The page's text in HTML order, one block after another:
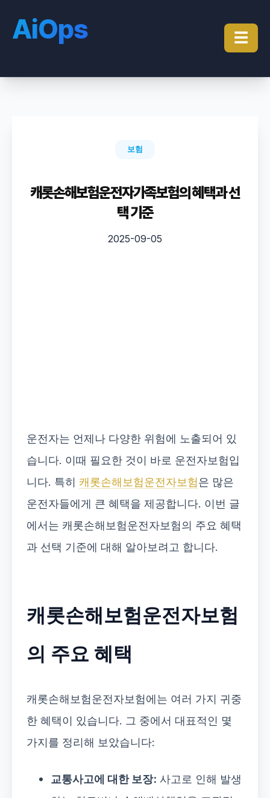
AiOps ☰
보험
캐롯손해보험운전자가족보험의 혜택과 선
택 기준
2025-09-05
운전자는 언제나 다양한 위험에 노출되어 있
습니다. 이때 필요한 것이 바로 운전자보험입
니다. 특히 캐롯손해보험운전자보험은 많은
운전자들에게 큰 혜택을 제공합니다. 이번 글
에서는 캐롯손해보험운전자보험의 주요 혜택
과 선택 기준에 대해 알아보려고 합니다.
캐롯손해보험운전자보험
의 주요 혜택
캐롯손해보험운전자보험에는 여러 가지 귀중
한 혜택이 있습니다. 그 중에서 대표적인 몇
가지를 정리해 보았습니다:
교통사고에 대한 보장: 사고로 인해 발생